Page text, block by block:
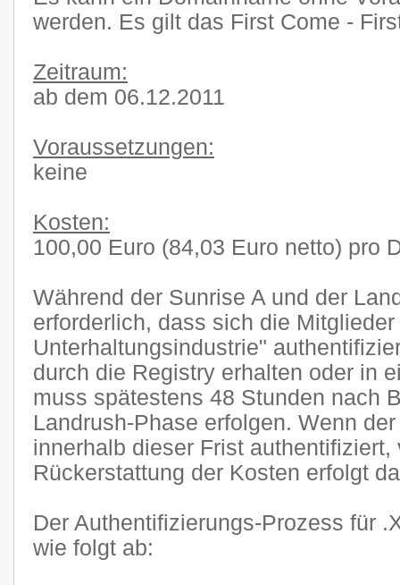
werden. Es gilt das First Come -
Zeitraum:
ab dem 06.12.2011
Voraussetzungen:
keine
Kosten:
100,00 Euro (84,03 Euro netto) pro
Während der Sunrise A und der
erforderlich, dass sich die
Unterhaltungsindustrie"
durch die Registry erhalten oder in
muss spätestens 48 Stunden nach
Landrush-Phase erfolgen. Wenn
innerhalb dieser Frist
Rückerstattung der Kosten erfolgt
Der Authentifizierungs-Prozess für
wie folgt ab: